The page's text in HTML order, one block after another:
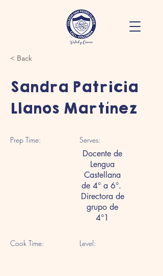
< Back
Sandra Patricia
Llanos Martínez
Prep Time:
Cook Time:
Serves:
Docente de
Lengua
Castellana
de 4° a 6°.
Directora de
grupo de
4°1
Level: